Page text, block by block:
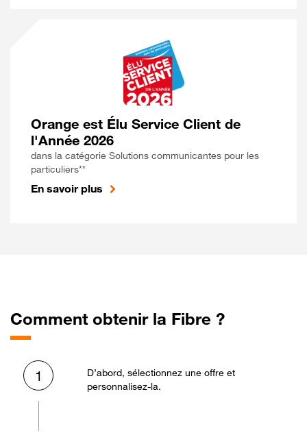
Orange est Élu Service Client de
l'Année 2026
dans la catégorie Solutions communicantes pour les
particuliers**
En savoir plus
Comment obtenir la Fibre ?
1
D’abord, sélectionnez une offre et
personnalisez-la.